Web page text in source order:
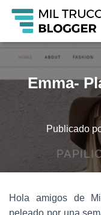
Emma-
Publicado
Hola amigos de
peleado por una